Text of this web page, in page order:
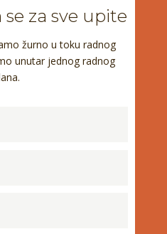
za sve upite
žurno u toku radnog
unutar jednog radnog